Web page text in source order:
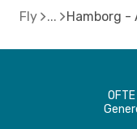
Fly Hamborg -